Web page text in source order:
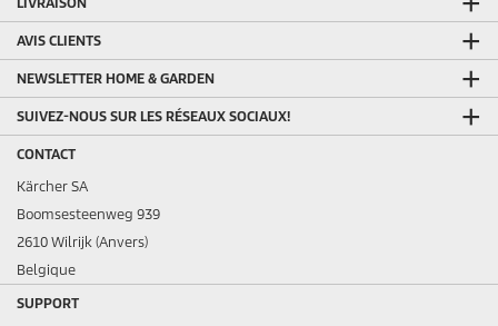
AVIS CLIENTS
NEWSLETTER HOME & GARDEN
SUIVEZ-NOUS SUR LES RÉSEAUX SOCIAUX!
CONTACT
Kärcher SA
Boomsesteenweg 939
2610 Wilrijk (Anvers)
Belgique
SUPPORT